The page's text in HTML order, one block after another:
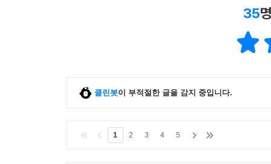
35
클린봇이 부적절한 글을 감지 중입니다.
1 2 3 4 5